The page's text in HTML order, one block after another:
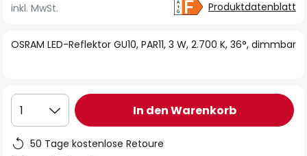
der
springen
OSRAM LED-Reflektor GU10, PAR11, 3 W, 2.700 K, 36°, dimmbar
inkl. MwSt. Produktdatenblatt
1 In den Warenkorb
50 Tage kostenlose Retoure